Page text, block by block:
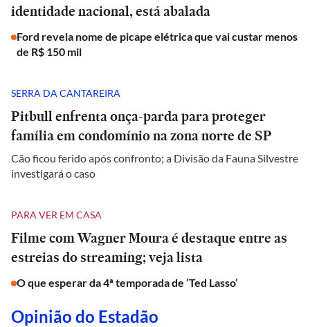
identidade nacional, está abalada
Ford revela nome de picape elétrica que vai custar menos
de R$ 150 mil
SERRA DA CANTAREIRA
Pitbull enfrenta onça-parda para proteger
família em condomínio na zona norte de SP
Cão ficou ferido após confronto; a Divisão da Fauna Silvestre
investigará o caso
PARA VER EM CASA
Filme com Wagner Moura é destaque entre as
estreias do streaming; veja lista
O que esperar da 4ª temporada de ‘Ted Lasso’
Opinião do Estadão